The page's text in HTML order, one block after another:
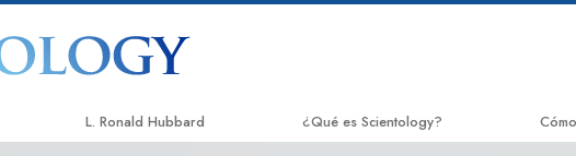
L. Ronald Hubbard ¿Qué es Scientology?